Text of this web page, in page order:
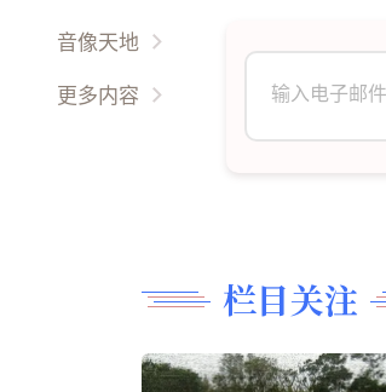
诗词歌赋
音像天地
古典音乐
更多内容
栏目关注